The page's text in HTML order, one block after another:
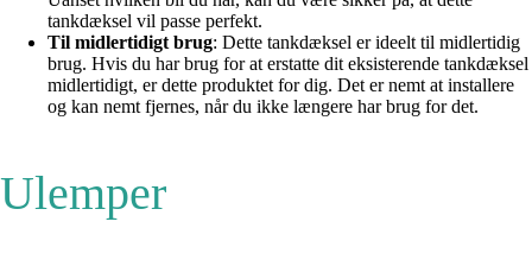
tankdæksel vil passe perfekt.
Til midlertidigt brug: Dette tankdæksel er ideelt til midlertidig
brug. Hvis du har brug for at erstatte dit eksisterende tankdæksel
midlertidigt, er dette produktet for dig. Det er nemt at installere
og kan nemt fjernes, når du ikke længere har brug for det.
Ulemper